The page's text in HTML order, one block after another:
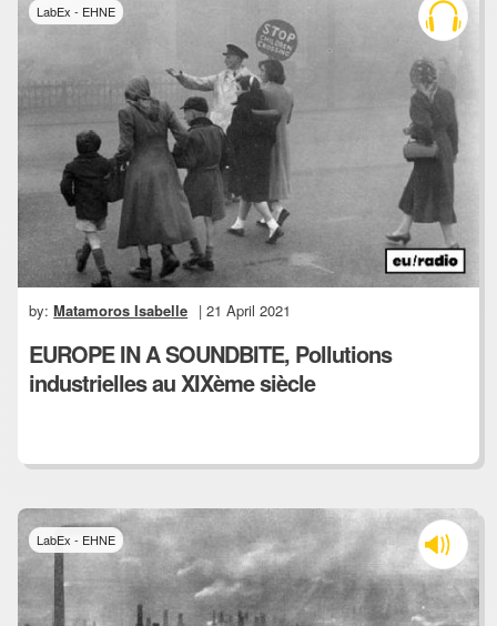
LabEx - EHNE
by:Matamoros Isabelle | 21 April 2021
EUROPE IN A SOUNDBITE, Pollutions
industrielles au XIXème siècle
LabEx - EHNE